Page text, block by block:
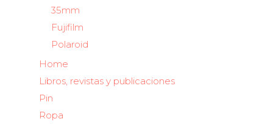
35mm
Fujifilm
Polaroid
Home
Libros, revistas y publicaciones
Pin
Ropa